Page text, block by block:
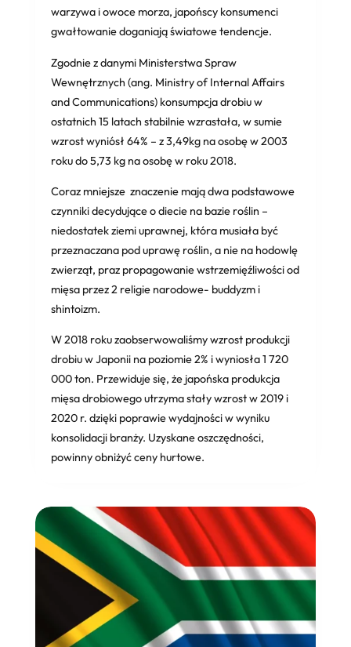
warzywa i owoce morza, japońscy konsumenci
gwałtowanie doganiają światowe tendencje.
Zgodnie z danymi Ministerstwa Spraw
Wewnętrznych (ang. Ministry of Internal Affairs
and Communications) konsumpcja drobiu w
ostatnich 15 latach stabilnie wzrastała, w sumie
wzrost wyniósł 64% – z 3,49kg na osobę w 2003
roku do 5,73 kg na osobę w roku 2018.
Coraz mniejsze znaczenie mają dwa podstawowe
czynniki decydujące o diecie na bazie roślin –
niedostatek ziemi uprawnej, która musiała być
przeznaczana pod uprawę roślin, a nie na hodowlę
zwierząt, praz propagowanie wstrzemięźliwości od
mięsa przez 2 religie narodowe- buddyzm i
shintoizm.
W 2018 roku zaobserwowaliśmy wzrost produkcji
drobiu w Japonii na poziomie 2% i wyniosła 1 720
000 ton. Przewiduje się, że japońska produkcja
mięsa drobiowego utrzyma stały wzrost w 2019 i
2020 r. dzięki poprawie wydajności w wyniku
konsolidacji branży. Uzyskane oszczędności,
powinny obniżyć ceny hurtowe.